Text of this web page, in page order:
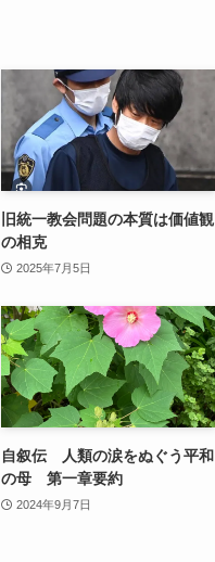
旧統一教会問題の本質は価値観
の相克
2025年7月5日
自叙伝 人類の涙をぬぐう平和
の母 第一章要約
2024年9月7日